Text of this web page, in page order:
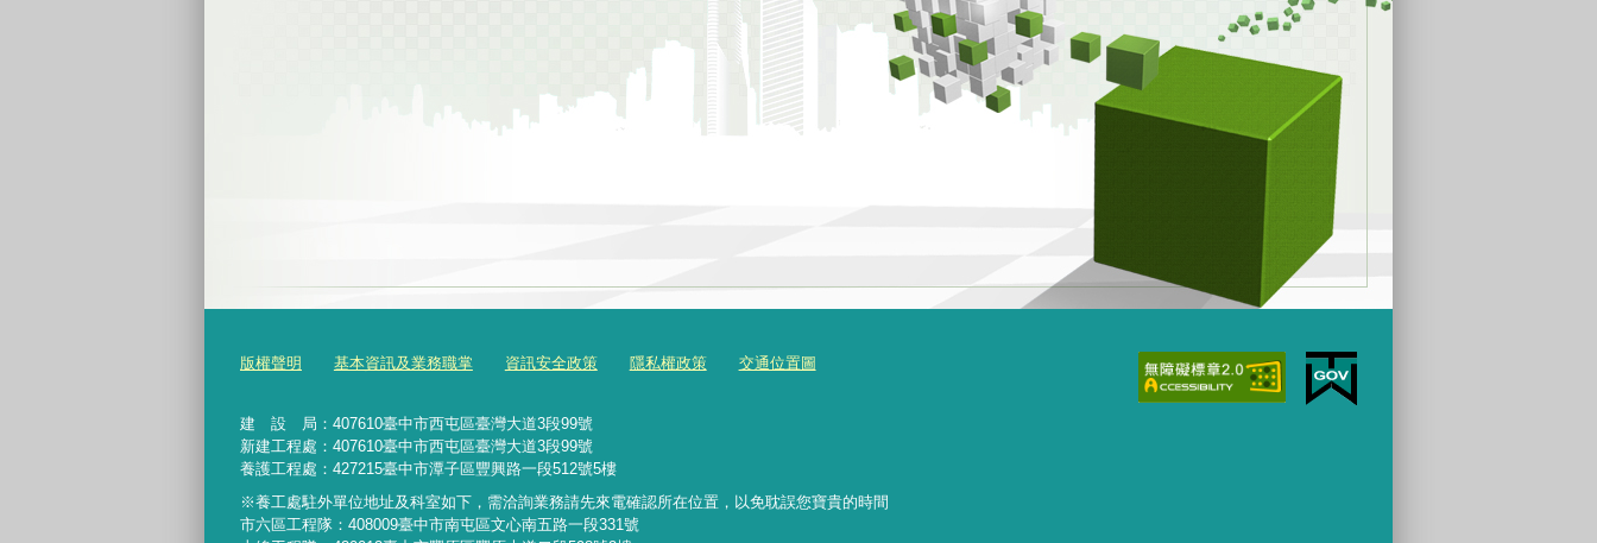
版權聲明 基本資訊及業務職掌 資訊安全政策 隱私權政策 交通位置圖
建 設 局： 407610臺中市西屯區臺灣大道3段99號
新建工程處：407610臺中市西屯區臺灣大道3段99號
養護工程處：427215臺中市潭子區豐興路一段512號5樓
※養工處駐外單位地址及科室如下，需洽詢業務請先來電確認所在位置，以免耽誤您寶貴的時間
市六區工程隊：408009臺中市南屯區文心南五路一段331號